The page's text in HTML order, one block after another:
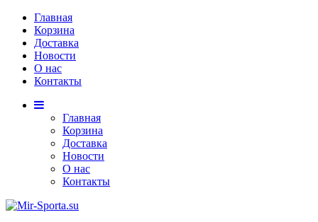
Главная
Корзина
Доставка
Новости
О нас
Контакты
Главная
Корзина
Доставка
Новости
О нас
Контакты